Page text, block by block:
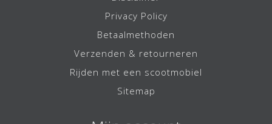
Privacy Policy
Betaalmethoden
Verzenden & retourneren
Rijden met een scootmobiel
Sitemap